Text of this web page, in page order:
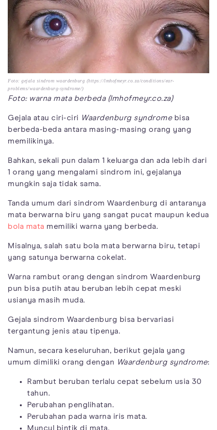
Foto: gejala sindrom waardenburg (https://lmhofmeyr.co.za/conditions/ear-
problems/waardenburg-syndrome/)
Foto: warna mata berbeda (lmhofmeyr.co.za)
Gejala atau ciri-ciri Waardenburg syndromebisa
berbeda-beda antara masing-masing orang yang
memilikinya.
Bahkan, sekali pun dalam 1 keluarga dan ada lebih dari
1 orang yang mengalami sindrom ini, gejalanya
mungkin saja tidak sama.
Tanda umum dari sindrom Waardenburg di antaranya
mata berwarna biru yang sangat pucat maupun kedua
bola mata memiliki warna yang berbeda.
Misalnya, salah satu bola mata berwarna biru, tetapi
yang satunya berwarna cokelat.
Warna rambut orang dengan sindrom Waardenburg
pun bisa putih atau beruban lebih cepat meski
usianya masih muda.
Gejala sindrom Waardenburg bisa bervariasi
tergantung jenis atau tipenya.
Namun, secara keseluruhan, berikut gejala yang
umum dimiliki orang dengan Waardenburg syndrome:
Rambut beruban terlalu cepat sebelum usia 30
tahun.
Perubahan penglihatan.
Perubahan pada warna iris mata.
Muncul bintik di mata.